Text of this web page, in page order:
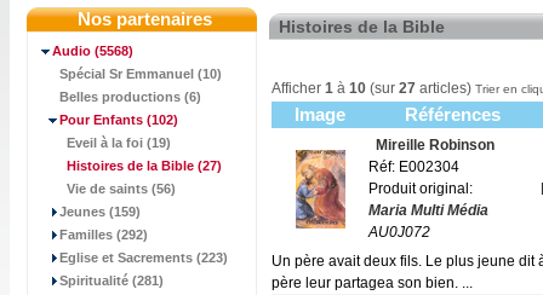
Nos partenaires
Audio (5568)
Spécial Sr Emmanuel (10)
Belles productions (6)
Pour Enfants (102)
Eveil à la foi (19)
Histoires de la Bible (27)
Vie de saints (56)
Jeunes (159)
Familles (292)
Eglise et Sacrements (223)
Spiritualité (281)
Histoires de la Bible
Afficher 1 à 10 (sur 27 articles) Trier en
Image Références
Mireille Robinson
Réf: E002304
Produit original:
Maria Multi Média
AU0J072
Un père avait deux fils. Le plus jeune dit
père leur partagea son bien. ...